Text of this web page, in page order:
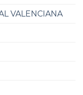
VALENCIANA